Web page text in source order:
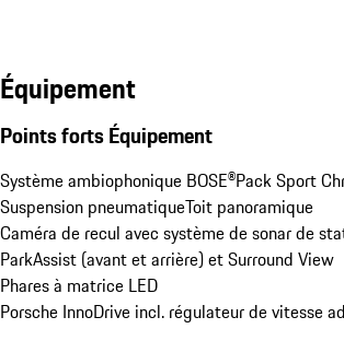
Équipement
Points forts Équipement
Système ambiophonique BOSE®Pack Sport
Suspension pneumatiqueToit panoramique
Caméra de recul avec système de sonar de
ParkAssist (avant et arrière) et Surround View
Phares à matrice LED
Porsche InnoDrive incl. régulateur de vitesse